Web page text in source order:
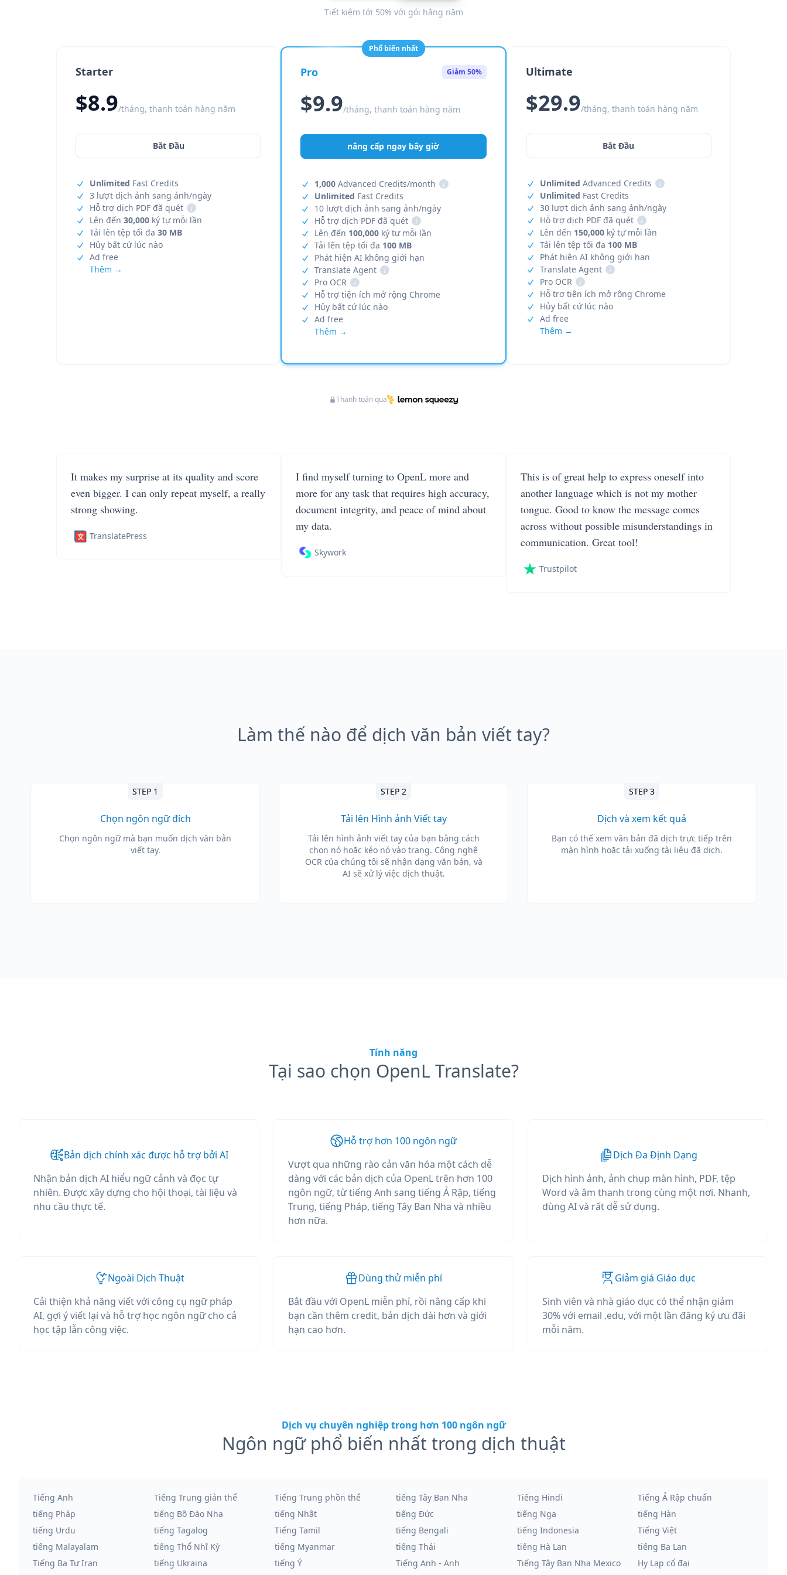
Tiết kiệm tới 50% với gói hằng năm
Starter
$8.9/tháng, thanh toán hàng năm
Bắt Đầu
Unlimited Fast Credits
3 lượt dịch ảnh sang ảnh/ngày
Hỗ trợ dịch PDF đã quét
i
Lên đến 30,000 ký tự mỗi lần
Tải lên tệp tối đa 30 MB
Hủy bất cứ lúc nào
Ad free
Thêm →
Phổ biến nhất
Pro Giảm 50%
$9.9/tháng, thanh toán hàng năm
nâng cấp ngay bây giờ
1,000 Advanced Credits/month
i
Unlimited Fast Credits
10 lượt dịch ảnh sang ảnh/ngày
Hỗ trợ dịch PDF đã quét
i
Lên đến 100,000 ký tự mỗi lần
Tải lên tệp tối đa 100 MB
Phát hiện AI không giới hạn
Translate Agent
i
Pro OCR
i
Hỗ trợ tiện ích mở rộng Chrome
Hủy bất cứ lúc nào
Ad free
Thêm →
Ultimate
$29.9/tháng, thanh toán hàng năm
Bắt Đầu
Unlimited Advanced Credits
i
Unlimited Fast Credits
30 lượt dịch ảnh sang ảnh/ngày
Hỗ trợ dịch PDF đã quét
i
Lên đến 150,000ký tự mỗi lần
Tải lên tệp tối đa 100 MB
Phát hiện AI không giới hạn
Translate Agent
i
Pro OCR
i
Hỗ trợ tiện ích mở rộng Chrome
Hủy bất cứ lúc nào
Ad free
Thêm →
Thanh toán qua
It makes my surprise at its quality and score
even bigger. I can only repeat myself, a really
strong showing.
TranslatePress
I find myself turning to OpenL more and
more for any task that requires high accuracy,
document integrity, and peace of mind about
my data.
Skywork
This is of great help to express oneself into
another language which is not my mother
tongue. Good to know the message comes
across without possible misunderstandings in
communication. Great tool!
Trustpilot
Làm thế nào để dịch văn bản viết tay?
STEP 1
Chọn ngôn ngữ đích
Chọn ngôn ngữ mà bạn muốn dịch văn bản
viết tay.
STEP 2
Tải lên Hình ảnh Viết tay
Tải lên hình ảnh viết tay của bạn bằng cách
chọn nó hoặc kéo nó vào trang. Công nghệ
OCR của chúng tôi sẽ nhận dạng văn bản, và
AI sẽ xử lý việc dịch thuật.
STEP 3
Dịch và xem kết quả
Bạn có thể xem văn bản đã dịch trực tiếp trên
màn hình hoặc tải xuống tài liệu đã dịch.
Tính năng
Tại sao chọn OpenL Translate?
Bản dịch chính xác được hỗ trợ bởi AI
Nhận bản dịch AI hiểu ngữ cảnh và đọc tự
nhiên. Được xây dựng cho hội thoại, tài liệu và
nhu cầu thực tế.
Hỗ trợ hơn 100 ngôn ngữ
Vượt qua những rào cản văn hóa một cách dễ
dàng với các bản dịch của OpenL trên hơn 100
ngôn ngữ, từ tiếng Anh sang tiếng Ả Rập, tiếng
Trung, tiếng Pháp, tiếng Tây Ban Nha và nhiều
hơn nữa.
Dịch Đa Định Dạng
Dịch hình ảnh, ảnh chụp màn hình, PDF, tệp
Word và âm thanh trong cùng một nơi. Nhanh,
dùng AI và rất dễ sử dụng.
Ngoài Dịch Thuật
Cải thiện khả năng viết với công cụ ngữ pháp
AI, gợi ý viết lại và hỗ trợ học ngôn ngữ cho cả
học tập lẫn công việc.
Dùng thử miễn phí
Bắt đầu với OpenL miễn phí, rồi nâng cấp khi
bạn cần thêm credit, bản dịch dài hơn và giới
hạn cao hơn.
Giảm giá Giáo dục
Sinh viên và nhà giáo dục có thể nhận giảm
30% với email .edu, với một lần đăng ký ưu đãi
mỗi năm.
Dịch vụ chuyên nghiệp trong hơn 100 ngôn ngữ
Ngôn ngữ phổ biến nhất trong dịch thuật
Tiếng Anh Tiếng Trung giản thể Tiếng Trung phồn thể tiếng Tây Ban Nha Tiếng Hindi
Tiếng Ả Rập chuẩn
tiếng Pháp
tiếng Bồ Đào Nha tiếng Nhật tiếng Đức tiếng Nga
tiếng Hàn
tiếng Urdu
tiếng Tagalog Tiếng Tamil tiếng Bengali tiếng Indonesia
Tiếng Việt
tiếng Malayalam
tiếng Thổ Nhĩ Kỳ tiếng Myanmar tiếng Thái tiếng Hà Lan
tiếng Ba Lan
Tiếng Ba Tư Iran
tiếng Ukraina tiếng Ý Tiếng Anh - Anh Tiếng Tây Ban Nha Mexico
Hy Lạp cổ đại